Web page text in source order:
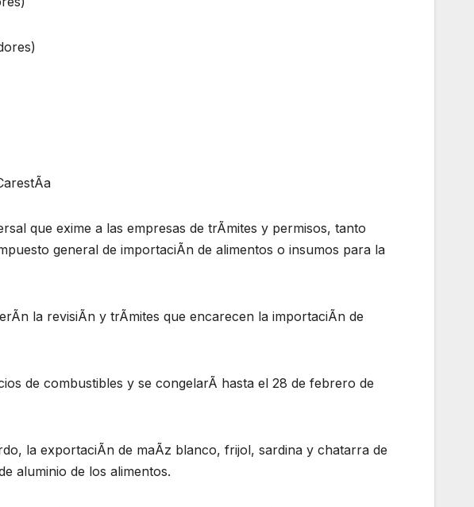
que exime a las empresas de trÃmites y permisos, tanto
general de importaciÃn de alimentos o insumos para la
la revisiÃn y trÃmites que encarecen la importaciÃn de
de combustibles y se congelarÃ hasta el 28 de febrero de
la exportaciÃn de maÃz blanco, frijol, sardina y chatarra de
aluminio de los alimentos.